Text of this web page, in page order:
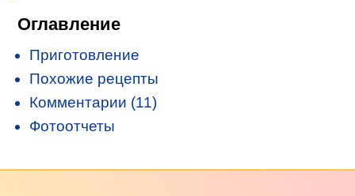
Оглавление
Приготовление
Похожие рецепты
Комментарии (11)
Фотоотчеты